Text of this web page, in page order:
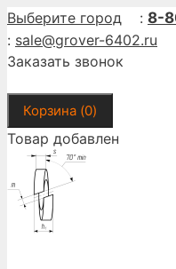
Перейти
к
содержимому
Выберите город : 8-
: sale@grover-6402.ru
Заказать звонок
Корзина (0)
Товар добавлен